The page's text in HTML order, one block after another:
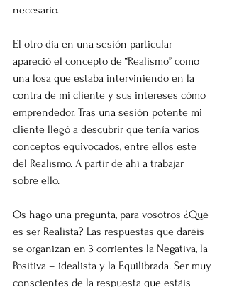
necesario.
El otro día en una sesión particular
apareció el concepto de “Realismo” como
una losa que estaba interviniendo en la
contra de mi cliente y sus intereses cómo
emprendedor. Tras una sesión potente mi
cliente llegó a descubrir que tenía varios
conceptos equivocados, entre ellos este
del Realismo. A partir de ahí a trabajar
sobre ello.
Os hago una pregunta, para vosotros ¿Qué
es ser Realista? Las respuestas que daréis
se organizan en 3 corrientes la Negativa, la
Positiva – idealista y la Equilibrada. Ser muy
conscientes de la respuesta que estáis